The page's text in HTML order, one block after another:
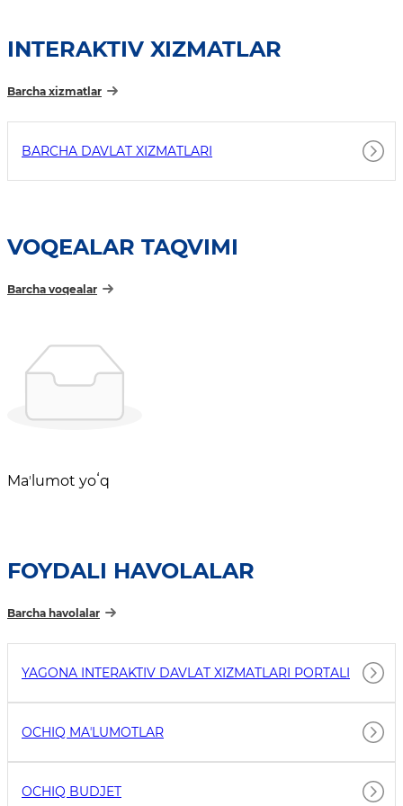
INTERAKTIV XIZMATLAR
Barcha xizmatlar
BARCHA DAVLAT XIZMATLARI
VOQEALAR TAQVIMI
Barcha voqealar
Maʼlumot yoʻq
FOYDALI HAVOLALAR
Barcha havolalar
YAGONA INTERAKTIV DAVLAT XIZMATLARI PORTALI
OCHIQ MAʼLUMOTLAR
OCHIQ BUDJET